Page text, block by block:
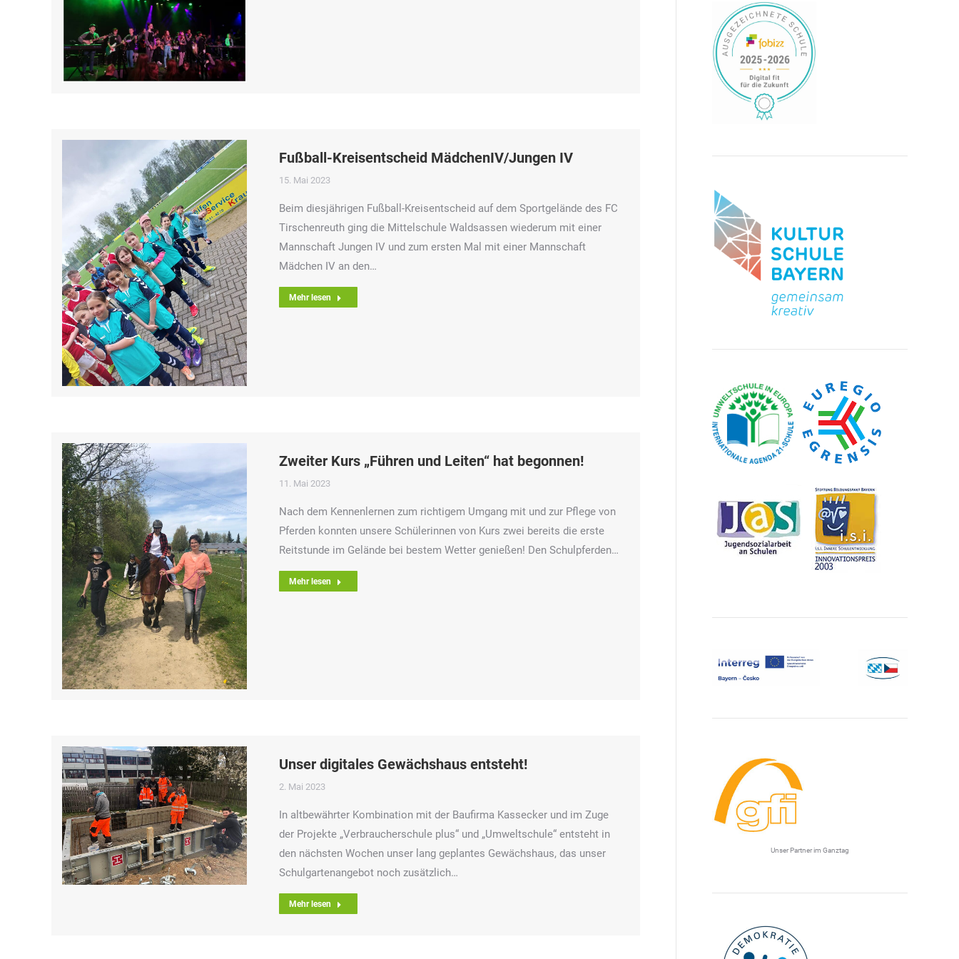
Fußball-Kreisentscheid MädchenIV/Jungen IV
15. Mai 2023
Beim diesjährigen Fußball-Kreisentscheid auf dem Sportgelände des FC
Tirschenreuth ging die Mittelschule Waldsassen wiederum mit einer
Mannschaft Jungen IV und zum ersten Mal mit einer Mannschaft
Mädchen IV an den…
Mehr lesen
Zweiter Kurs „Führen und Leiten“ hat begonnen!
11. Mai 2023
Nach dem Kennenlernen zum richtigem Umgang mit und zur Pflege von
Pferden konnten unsere Schülerinnen von Kurs zwei bereits die erste
Reitstunde im Gelände bei bestem Wetter genießen! Den Schulpferden…
Mehr lesen
Unser digitales Gewächshaus entsteht!
2. Mai 2023
In altbewährter Kombination mit der Baufirma Kassecker und im Zuge
der Projekte „Verbraucherschule plus“ und „Umweltschule“ entsteht in
den nächsten Wochen unser lang geplantes Gewächshaus, das unser
Schulgartenangebot noch zusätzlich…
Mehr lesen
Unser Partner im Ganztag